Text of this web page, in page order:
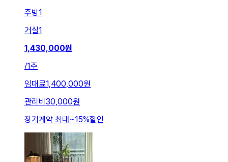
주방1
거실1
1,430,000원
/1주
임대료1,400,000원
관리비 30,000원
장기계약 최대~15%할인